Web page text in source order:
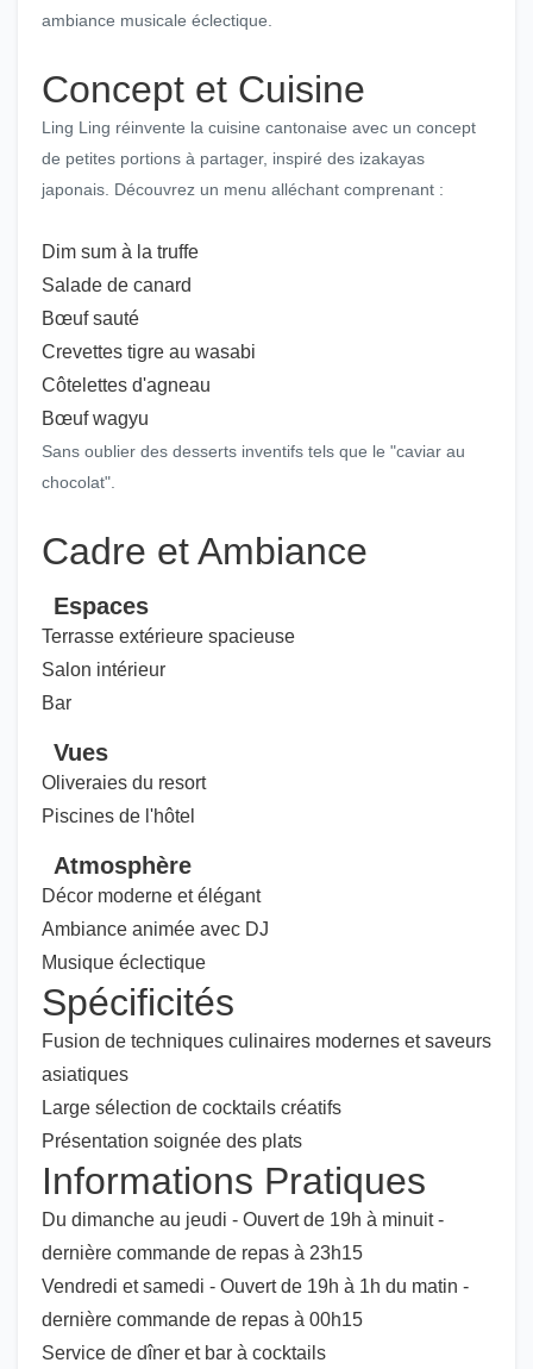
ambiance musicale éclectique.
Concept et Cuisine
Ling Ling réinvente la cuisine cantonaise avec un concept
de petites portions à partager, inspiré des izakayas
japonais. Découvrez un menu alléchant comprenant :
Dim sum à la truffe
Salade de canard
Bœuf sauté
Crevettes tigre au wasabi
Côtelettes d'agneau
Bœuf wagyu
Sans oublier des desserts inventifs tels que le "caviar au
chocolat".
Cadre et Ambiance
Espaces
Terrasse extérieure spacieuse
Salon intérieur
Bar
Vues
Oliveraies du resort
Piscines de l'hôtel
Atmosphère
Décor moderne et élégant
Ambiance animée avec DJ
Musique éclectique
Spécificités
Fusion de techniques culinaires modernes et saveurs
asiatiques
Large sélection de cocktails créatifs
Présentation soignée des plats
Informations Pratiques
Du dimanche au jeudi - Ouvert de 19h à minuit -
dernière commande de repas à 23h15
Vendredi et samedi - Ouvert de 19h à 1h du matin -
dernière commande de repas à 00h15
Service de dîner et bar à cocktails